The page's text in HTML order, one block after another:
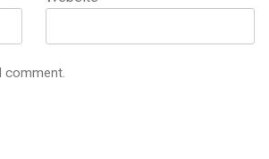
comment.